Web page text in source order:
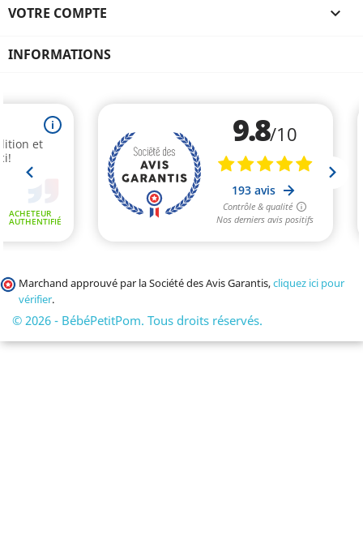
VOTRE COMPTE 
INFORMATIONS
Marchand approuvé par la Société des Avis Garantis,cliquez ici pour
vérifier.
© 2026 - BébéPetitPom. Tous droits réservés.